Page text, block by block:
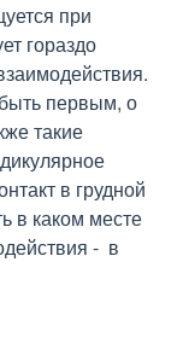
при
гораздо
первым, о
такие
в грудной
в каком месте
- в